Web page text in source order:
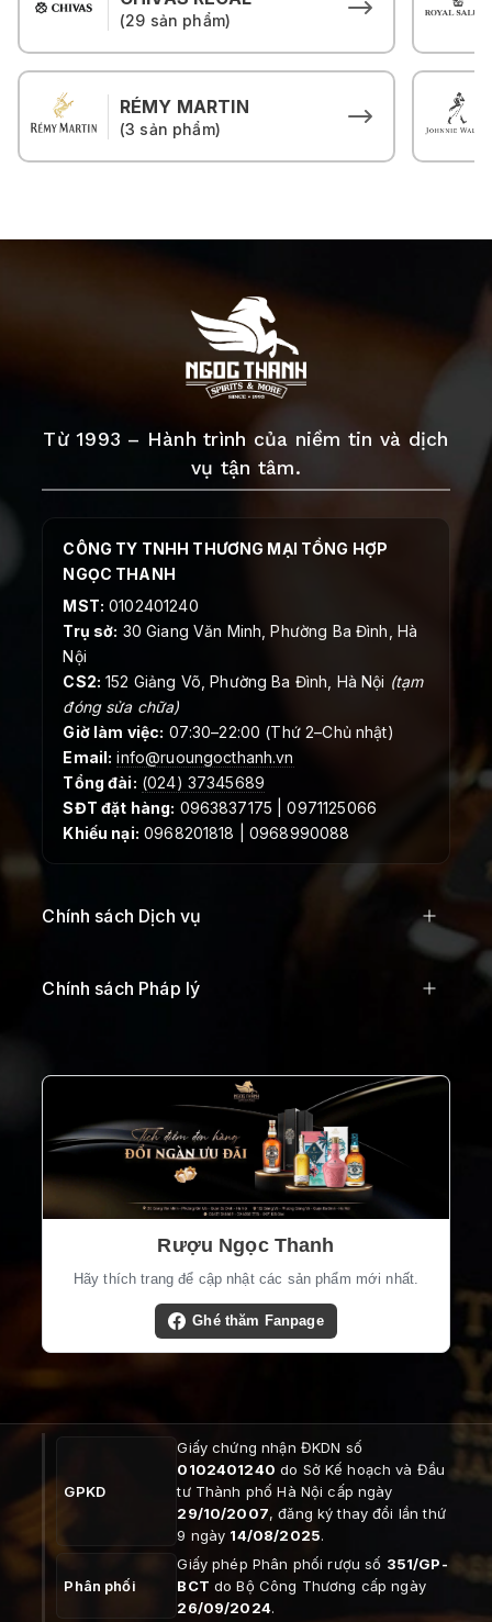
(29 sản phẩm)
RÉMY MARTIN
(3 sản phẩm)
Từ 1993 – Hành trình của niềm tin và dịch
vụ tận tâm.
CÔNG TY TNHH THƯƠNG MẠI TỔNG HỢP
NGỌC THANH
MST: 0102401240
Trụ sở: 30 Giang Văn Minh, Phường Ba Đình, Hà
Nội
CS2: 152 Giảng Võ, Phường Ba Đình, Hà Nội (tạm
đóng sửa chữa)
Giờ làm việc: 07:30–22:00 (Thứ 2–Chủ nhật)
Email: info@ruoungocthanh.vn
Tổng đài: (024) 37345689
SĐT đặt hàng: 0963837175 | 0971125066
Khiếu nại: 0968201818 | 0968990088
Chính sách Dịch vụ
Chính sách Pháp lý
Rượu Ngọc Thanh
Hãy thích trang để cập nhật các sản phẩm mới nhất.
Ghé thăm Fanpage
GPKD
Giấy chứng nhận ĐKDN số
0102401240 do Sở Kế hoạch và Đầu
tư Thành phố Hà Nội cấp ngày
29/10/2007, đăng ký thay đổi lần thứ
9 ngày 14/08/2025.
Phân phối
Giấy phép Phân phối rượu số 351/GP-
BCT do Bộ Công Thương cấp ngày
26/09/2024.